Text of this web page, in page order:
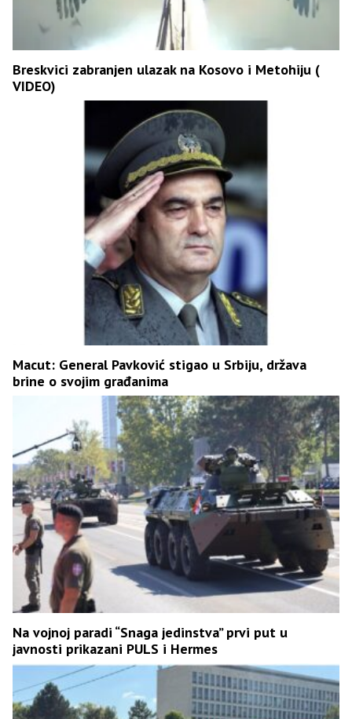
Breskvici zabranjen ulazak na Kosovo i Metohiju (
VIDEO)
Macut: General Pavković stigao u Srbiju, država
brine o svojim građanima
Na vojnoj paradi “Snaga jedinstva” prvi put u
javnosti prikazani PULS i Hermes